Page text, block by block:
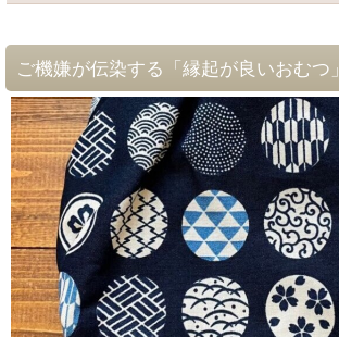
ご機嫌が伝染する「縁起が良いおむつ」